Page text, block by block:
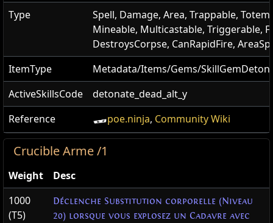
Type
Spell, Damage, Area, Trappable,
Mineable, Multicastable, Triggerable,
DestroysCorpse, CanRapidFire,
ItemType
Metadata/Items/Gems/
ActiveSkillsCode
detonate_dead_alt_y
Reference
poe.ninja, Community Wiki
Crucible Arme /1
Weight
Desc
1000
(T5)
Déclenche Substitution corporelle (Niveau
20) lorsque vous explosez un Cadavre avec